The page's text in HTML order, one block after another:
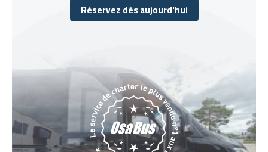
Réservez dès aujourd'hui
Réservez dès aujourd'hui